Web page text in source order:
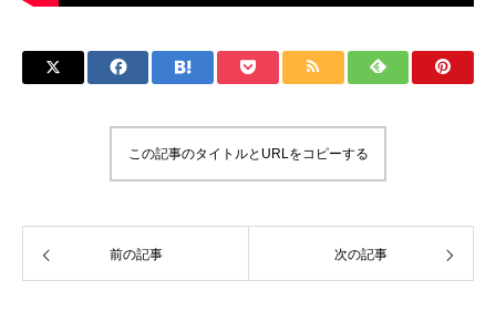
この記事のタイトルとURLをコピーする
前の記事 次の記事